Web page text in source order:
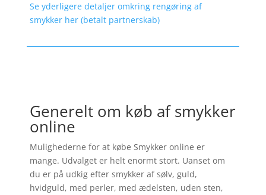
Se yderligere detaljer omkring rengøring af
smykker her (betalt partnerskab)
Generelt om køb af smykker
online
Mulighederne for at købe Smykker online er
mange. Udvalget er helt enormt stort. Uanset om
du er på udkig efter smykker af sølv, guld,
hvidguld, med perler, med ædelsten, uden sten,